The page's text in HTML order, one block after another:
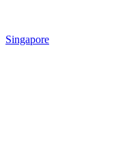
Singapore